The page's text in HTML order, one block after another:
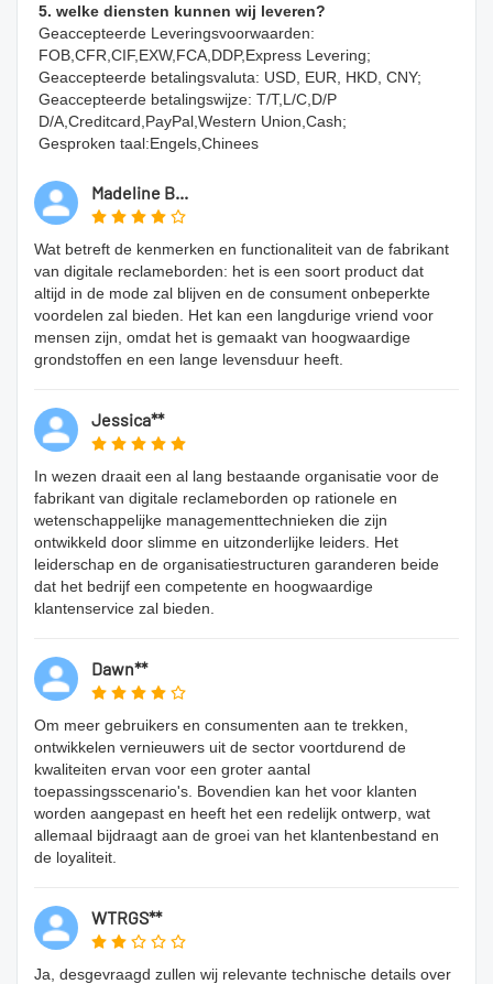
5. welke diensten kunnen wij leveren?
Geaccepteerde Leveringsvoorwaarden:
FOB,CFR,CIF,EXW,FCA,DDP,Express Levering;
Geaccepteerde betalingsvaluta: USD, EUR, HKD, CNY;
Geaccepteerde betalingswijze: T/T,L/C,D/P
D/A,Creditcard,PayPal,Western Union,Cash;
Gesproken taal:Engels,Chinees
Madeline B...
Wat betreft de kenmerken en functionaliteit van de fabrikant
van digitale reclameborden: het is een soort product dat
altijd in de mode zal blijven en de consument onbeperkte
voordelen zal bieden. Het kan een langdurige vriend voor
mensen zijn, omdat het is gemaakt van hoogwaardige
grondstoffen en een lange levensduur heeft.
Jessica**
In wezen draait een al lang bestaande organisatie voor de
fabrikant van digitale reclameborden op rationele en
wetenschappelijke managementtechnieken die zijn
ontwikkeld door slimme en uitzonderlijke leiders. Het
leiderschap en de organisatiestructuren garanderen beide
dat het bedrijf een competente en hoogwaardige
klantenservice zal bieden.
Dawn**
Om meer gebruikers en consumenten aan te trekken,
ontwikkelen vernieuwers uit de sector voortdurend de
kwaliteiten ervan voor een groter aantal
toepassingsscenario's. Bovendien kan het voor klanten
worden aangepast en heeft het een redelijk ontwerp, wat
allemaal bijdraagt ​​aan de groei van het klantenbestand en
de loyaliteit.
WTRGS**
Ja, desgevraagd zullen wij relevante technische details over